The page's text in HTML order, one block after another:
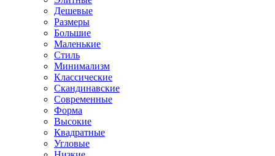
Дешевые
Размеры
Большие
Маленькие
Стиль
Минимализм
Классические
Скандинавские
Современные
Форма
Высокие
Квадратные
Угловые